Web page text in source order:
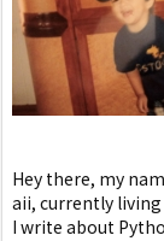
Hey there, my
aii, currently living
I write about